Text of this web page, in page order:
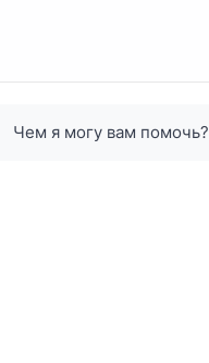
Чем я могу вам помочь?